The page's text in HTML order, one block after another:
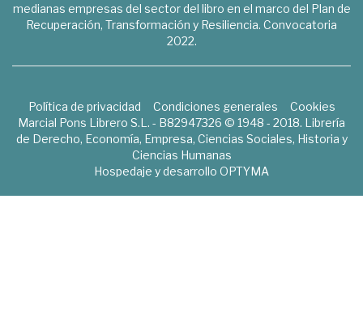
medianas empresas del sector del libro en el marco del Plan de
Recuperación, Transformación y Resiliencia. Convocatoria
2022.
Política de privacidad Condiciones generales
Cookies
Marcial Pons Librero S.L. - B82947326 © 1948 - 2018. Librería
de Derecho, Economía, Empresa, Ciencias Sociales, Historia y
Ciencias Humanas
Hospedaje y desarrollo OPTYMA